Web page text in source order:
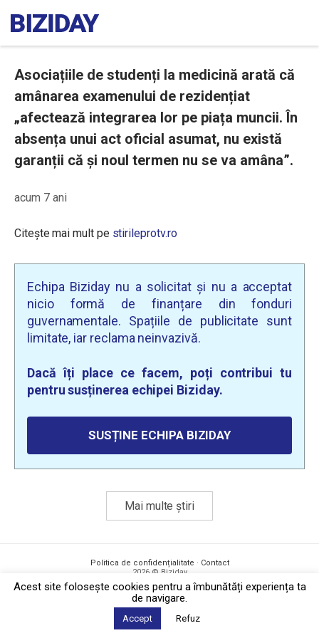
Asociațiile de studenți la medicină arată că
amânarea examenului de rezidențiat
„afectează integrarea lor pe piața muncii. În
absența unui act oficial asumat, nu există
garanții că și noul termen nu se va amâna”.
acum 7 ani
Citește mai mult pe stirileprotv.ro
Echipa Biziday nu a solicitat și nu a acceptat
nicio formă de finanțare din fonduri
guvernamentale. Spațiile de publicitate sunt
limitate, iar reclama neinvazivă.
Dacă îți place ce facem, poți contribui tu
pentru susținerea echipei Biziday.
SUSȚINE ECHIPA BIZIDAY
Mai multe știri
Politica de confidențialitate · Contact
2026 © Biziday
Acest site foloseşte cookies pentru a îmbunătăți experiența ta
de navigare.
Accept Refuz